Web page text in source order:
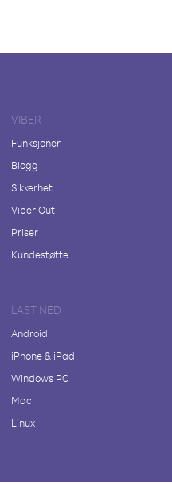
VIBER
Funksjoner
Blogg
Sikkerhet
Viber Out
Priser
Kundestøtte
LAST NED
Android
iPhone & iPad
Windows PC
Mac
Linux